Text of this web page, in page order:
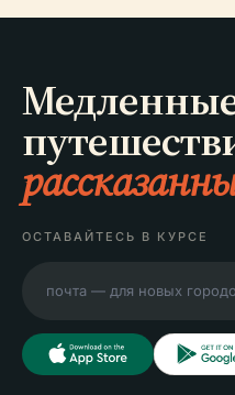
ОСТАВАЙТЕСЬ В КУРСЕ